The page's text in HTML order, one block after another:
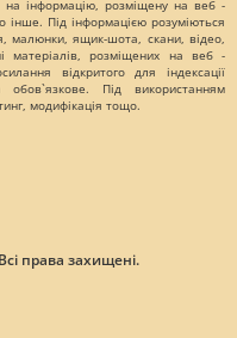
на інформацію, розміщену на веб -
інше. Під інформацією розуміються
малюнки, ящик-шота, скани, відео,
матеріалів, розміщених на веб -
відкритого для індексації
Під використанням
модифікація тощо.
права захищені.